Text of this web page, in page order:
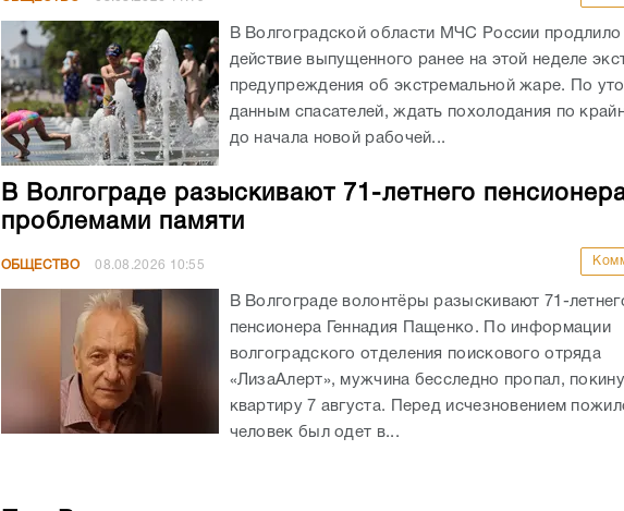
В Волгоградской области МЧС России продлило
действие выпущенного ранее на этой неделе
предупреждения об экстремальной жаре. По
данным спасателей, ждать похолодания по
до начала новой рабочей...
В Волгограде разыскивают 71-летнего
проблемами памяти
ОБЩЕСТВО 08.08.2026 10:55
В Волгограде волонтёры разыскивают 71-
пенсионера Геннадия Пащенко. По информации
волгоградского отделения поискового отряда
«ЛизаАлерт», мужчина бесследно пропал,
квартиру 7 августа. Перед исчезновением
человек был одет в...